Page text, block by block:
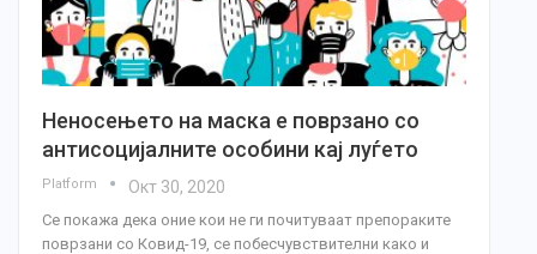
Неносењето на маска е поврзано со
антисоцијалните особини кај луѓето
Platform Окт 30, 2020
Се покажа дека оние кои не ги почитуваат препораките
поврзани со Ковид-19, се побесчувствителни како и